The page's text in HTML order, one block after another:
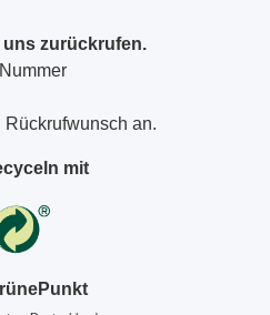
zurückrufen.
Rückrufwunsch an.
mit